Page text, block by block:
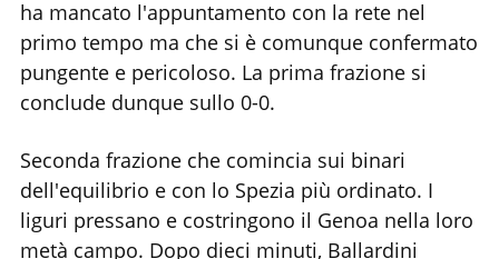
ha mancato l'appuntamento con la rete nel
primo tempo ma che si è comunque confermato
pungente e pericoloso. La prima frazione si
conclude dunque sullo 0-0.
Seconda frazione che comincia sui binari
dell'equilibrio e con lo Spezia più ordinato. I
liguri pressano e costringono il Genoa nella loro
metà campo. Dopo dieci minuti, Ballardini